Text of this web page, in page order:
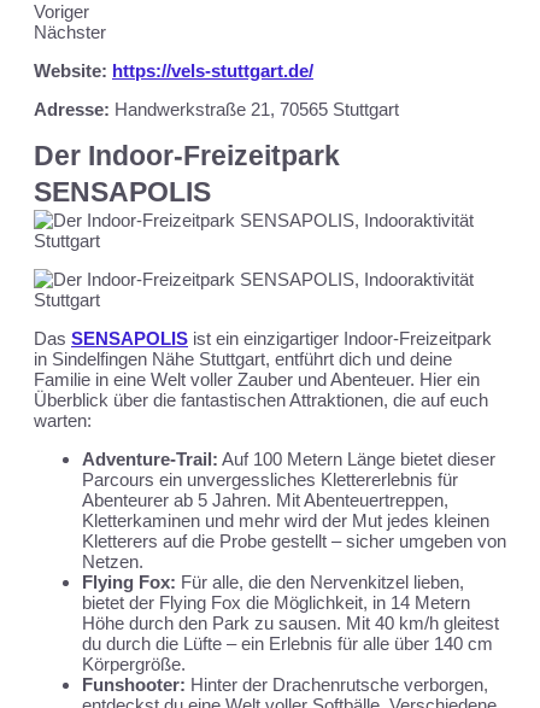
Voriger
Nächster
Website: https://vels-stuttgart.de/
Adresse: Handwerkstraße 21, 70565 Stuttgart
Der Indoor-Freizeitpark
SENSAPOLIS
Das SENSAPOLIS ist ein einzigartiger Indoor-Freizeitpark
in Sindelfingen Nähe Stuttgart, entführt dich und deine
Familie in eine Welt voller Zauber und Abenteuer. Hier ein
Überblick über die fantastischen Attraktionen, die auf euch
warten:
Adventure-Trail: Auf 100 Metern Länge bietet dieser
Parcours ein unvergessliches Klettererlebnis für
Abenteurer ab 5 Jahren. Mit Abenteuertreppen,
Kletterkaminen und mehr wird der Mut jedes kleinen
Kletterers auf die Probe gestellt – sicher umgeben von
Netzen.
Flying Fox: Für alle, die den Nervenkitzel lieben,
bietet der Flying Fox die Möglichkeit, in 14 Metern
Höhe durch den Park zu sausen. Mit 40 km/h gleitest
du durch die Lüfte – ein Erlebnis für alle über 140 cm
Körpergröße.
Funshooter: Hinter der Drachenrutsche verborgen,